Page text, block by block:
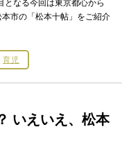
となる今回は東京都心から
市の「松本十帖」をご紹介
育児
いえいえ、松本